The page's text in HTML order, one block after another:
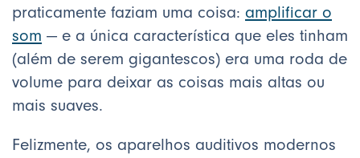
praticamente faziam uma coisa: amplificar o
som — e a única característica que eles tinham
(além de serem gigantescos) era uma roda de
volume para deixar as coisas mais altas ou
mais suaves.
Felizmente, os aparelhos auditivos modernos